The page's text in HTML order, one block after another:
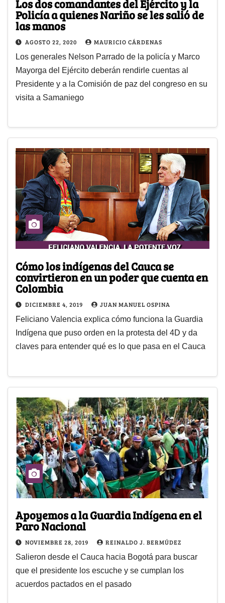
Los dos comandantes del Ejército y la
Policía a quienes Nariño se les salió de
las manos
AGOSTO 22, 2020 MAURICIO CÁRDENAS
Los generales Nelson Parrado de la policía y Marco
Mayorga del Ejército deberán rendirle cuentas al
Presidente y a la Comisión de paz del congreso en su
visita a Samaniego
Cómo los indígenas del Cauca se
convirtieron en un poder que cuenta en
Colombia
DICIEMBRE 4, 2019 JUAN MANUEL OSPINA
Feliciano Valencia explica cómo funciona la Guardia
Indígena que puso orden en la protesta del 4D y da
claves para entender qué es lo que pasa en el Cauca
Apoyemos a la Guardia Indígena en el
Paro Nacional
NOVIEMBRE 28, 2019 REINALDO J. BERMÚDEZ
Salieron desde el Cauca hacia Bogotá para buscar
que el presidente los escuche y se cumplan los
acuerdos pactados en el pasado